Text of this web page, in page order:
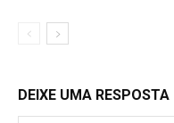
DEIXE UMA RESPOSTA